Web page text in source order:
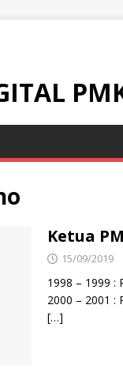
Ketua
15/09/2019
1998 – 1999 :
2000 – 2001 :
[…]